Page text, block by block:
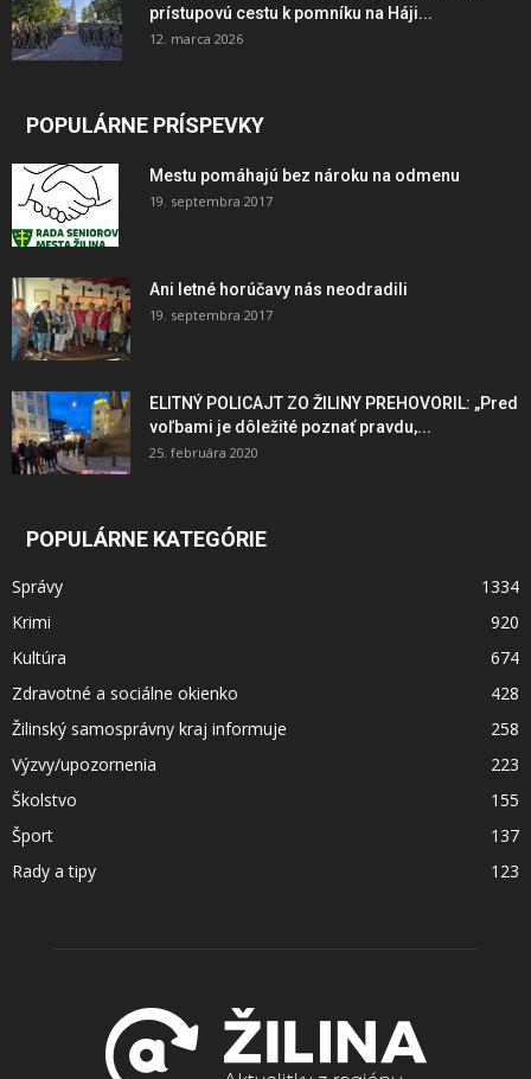
prístupovú cestu k pomníku na Háji...
12. marca 2026
POPULÁRNE PRÍSPEVKY
Mestu pomáhajú bez nároku na odmenu
19. septembra 2017
Ani letné horúčavy nás neodradili
19. septembra 2017
ELITNÝ POLICAJT ZO ŽILINY PREHOVORIL: „Pred
voľbami je dôležité poznať pravdu,...
25. februára 2020
POPULÁRNE KATEGÓRIE
Správy
1334
Krimi
920
Kultúra
674
Zdravotné a sociálne okienko
428
Žilinský samosprávny kraj informuje
258
Výzvy/upozornenia
223
Školstvo
155
Šport
137
Rady a tipy
123